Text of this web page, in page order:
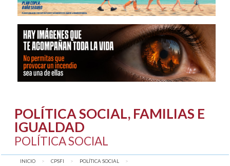
POLÍTICA SOCIAL, FAMILIAS E
IGUALDAD
POLÍTICA SOCIAL
INICIO CPSFI
POLÍTICA SOCIAL